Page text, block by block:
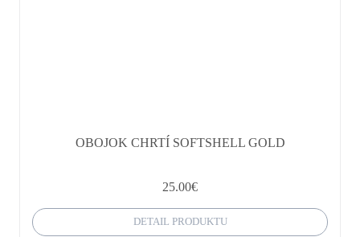
OBOJOK CHRTÍ SOFTSHELL GOLD
25.00€
DETAIL PRODUKTU